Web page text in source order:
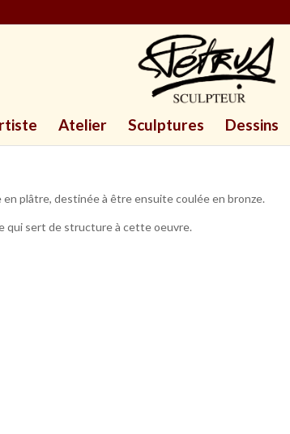
Atelier Sculptures Dessins
en plâtre, destinée à être ensuite coulée en bronze.
qui sert de structure à cette oeuvre.